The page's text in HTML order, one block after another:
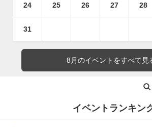
24 25 26 27 28
31
8月のイベントをすべて見
イベントランキン